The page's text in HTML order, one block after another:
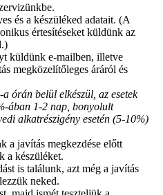
és a készüléked adatait. (A
értesítéseket küldünk az
küldünk e-mailben, illetve
megközelítőleges áráról és
órán belül elkészül, az esetek
ában 1-2 nap, bonyolult
alkatrészigény esetén (5-10%)
a javítás megkezdése előtt
a készüléket.
is találunk, azt még a javítás
neked.